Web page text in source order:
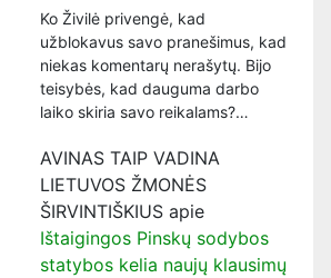
Ko Živilė privengė, kad
užblokavus savo pranešimus, kad
niekas komentarų nerašytų. Bijo
teisybės, kad dauguma darbo
laiko skiria savo reikalams?…
AVINAS TAIP VADINA
LIETUVOS ŽMONĖS
ŠIRVINTIŠKIUS apie
Ištaigingos Pinskų sodybos
statybos kelia naujų klausimų